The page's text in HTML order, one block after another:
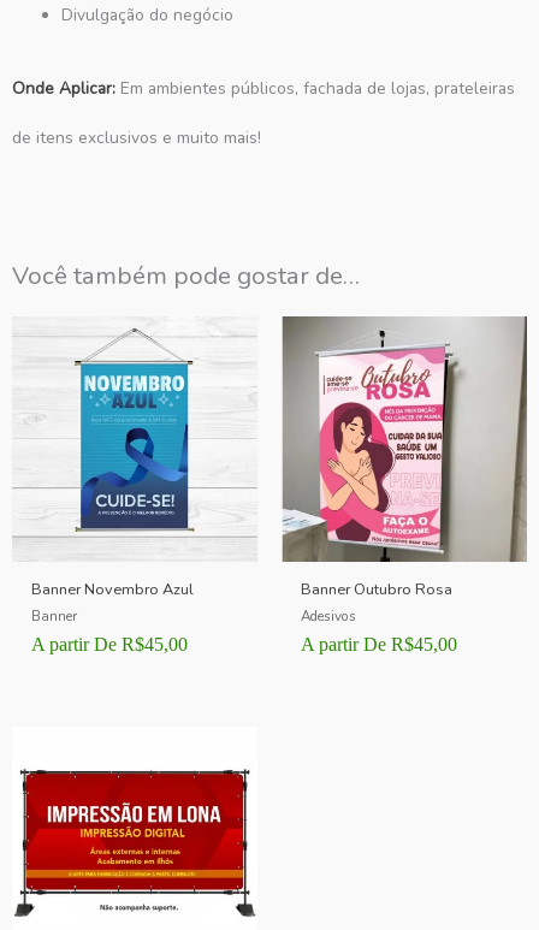
Divulgação do negócio
Onde Aplicar: Em ambientes públicos, fachada de lojas, prateleiras
de itens exclusivos e muito mais!
Você também pode gostar de…
Banner Novembro Azul
Banner
A partir De R$45,00
Banner Outubro Rosa
Adesivos
A partir De R$45,00